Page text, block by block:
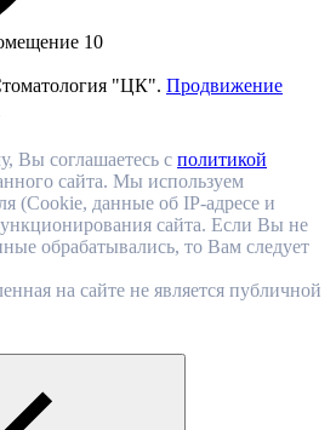
10
"ЦК". Продвижение
Вы соглашаетесь с политикой
сайта. Мы используем
(Cookie, данные об IP-адресе и
сайта. Если Вы не
обрабатывались, то Вам следует
на сайте не является публичной